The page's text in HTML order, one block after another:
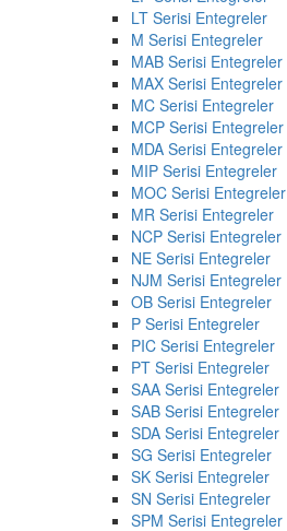
LT Serisi Entegreler
M Serisi Entegreler
MAB Serisi Entegreler
MAX Serisi Entegreler
MC Serisi Entegreler
MCP Serisi Entegreler
MDA Serisi Entegreler
MIP Serisi Entegreler
MOC Serisi Entegreler
MR Serisi Entegreler
NCP Serisi Entegreler
NE Serisi Entegreler
NJM Serisi Entegreler
OB Serisi Entegreler
P Serisi Entegreler
PIC Serisi Entegreler
PT Serisi Entegreler
SAA Serisi Entegreler
SAB Serisi Entegreler
SDA Serisi Entegreler
SG Serisi Entegreler
SK Serisi Entegreler
SN Serisi Entegreler
SPM Serisi Entegreler